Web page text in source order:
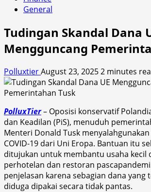
General
Tudingan Skandal Dana
Mengguncang
PolluxtierAugust 23, 20252 minutes
PolluxTier– Oposisi konservatif
dan Keadilan (PiS), menuduh
Menteri Donald Tusk
COVID-19 dari Uni Eropa. Bantuan itu
ditujukan untuk membantu usaha kecil
perhotelan dan restoran
penjelasan karena sebagian dana yang
diduga dipakai secara tidak pantas.